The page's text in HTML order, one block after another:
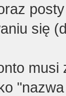
się
musi